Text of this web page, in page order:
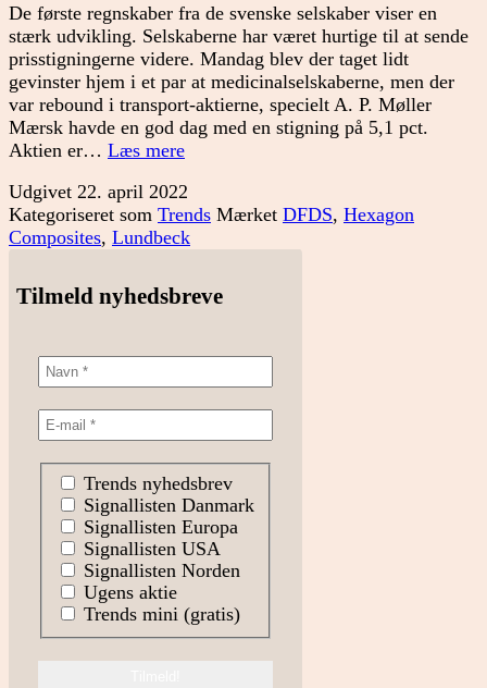
De første regnskaber fra de svenske selskaber viser en
stærk udvikling. Selskaberne har været hurtige til at sende
prisstigningerne videre. Mandag blev der taget lidt
gevinster hjem i et par at medicinalselskaberne, men der
var rebound i transport-aktierne, specielt A. P. Møller
Mærsk havde en god dag med en stigning på 5,1 pct.
Aktien er… Læs mereHvorfor
det?
Udgivet 22. april 2022
Kategoriseret som Trends Mærket DFDS, Hexagon
Composites, Lundbeck
Tilmeld nyhedsbreve
Trends nyhedsbrev
Signallisten Danmark
Signallisten Europa
Signallisten USA
Signallisten Norden
Ugens aktie
Trends mini (gratis)